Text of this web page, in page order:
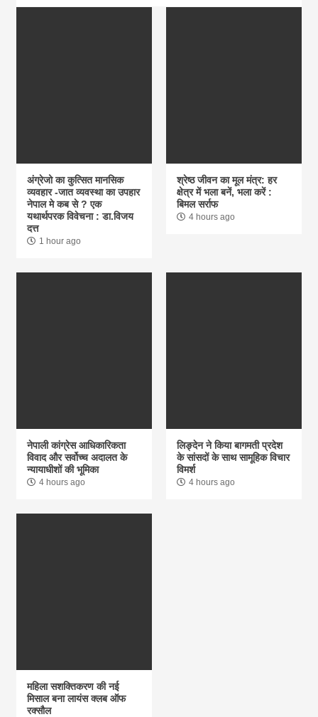
अंग्रेजो का कुत्सित मानसिक
व्यवहार -जात व्यवस्था का उपहार
नेपाल मे कब से ? एक
यथार्थपरक विवेचना : डा.विजय
दत्त
1 hour ago
श्रेष्ठ जीवन का मूल मंत्र: हर
क्षेत्र में भला बनें, भला करें :
बिमल सर्राफ
4 hours ago
नेपाली कांग्रेस आधिकारिकता
विवाद और सर्वोच्च अदालत के
न्यायाधीशों की भूमिका
4 hours ago
लिङ्देन ने किया बागमती प्रदेश
के सांसदों के साथ सामूहिक विचार
विमर्श
4 hours ago
महिला सशक्तिकरण की नई
मिसाल बना लायंस क्लब ऑफ
रक्सौल